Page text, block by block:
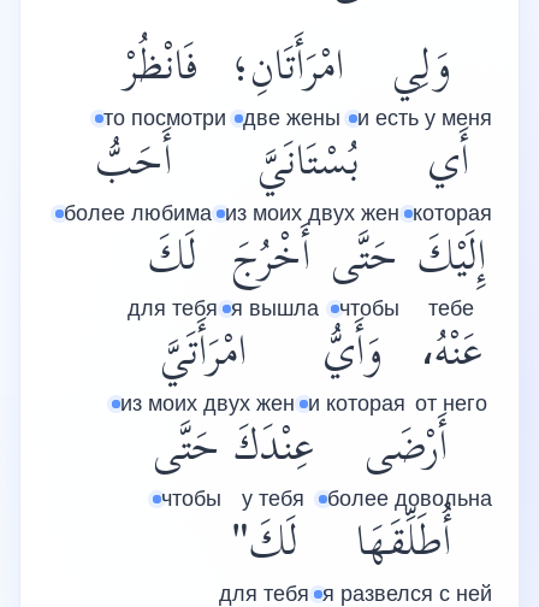
وَلِي
и есть у меня
امْرَأَتَانِ؛
две жены
فَانْظُرْ
то посмотри
أَي
которая
بُسْتَانَيَّ
из моих двух жен
أَحَبُّ
более любима
إِلَيْكَ
тебе
حَتَّى
чтобы
أَخْرُجَ
я вышла
لَكَ
для тебя
عَنْهُ،
от него
وَأَيُّ
и которая
امْرَأَتَيَّ
из моих двух жен
أَرْضَى
более довольна
عِنْدَكَ
у тебя
حَتَّى
чтобы
أُطَلِّقَهَا
я развелся с ней
لَكَ"
для тебя